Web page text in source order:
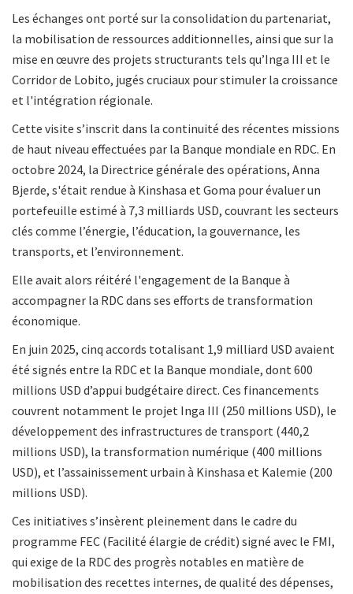
Les échanges ont porté sur la consolidation du partenariat,
la mobilisation de ressources additionnelles, ainsi que sur la
mise en œuvre des projets structurants tels qu’Inga III et le
Corridor de Lobito, jugés cruciaux pour stimuler la croissance
et l'intégration régionale.
Cette visite s’inscrit dans la continuité des récentes missions
de haut niveau effectuées par la Banque mondiale en RDC. En
octobre 2024, la Directrice générale des opérations, Anna
Bjerde, s'était rendue à Kinshasa et Goma pour évaluer un
portefeuille estimé à 7,3 milliards USD, couvrant les secteurs
clés comme l’énergie, l’éducation, la gouvernance, les
transports, et l’environnement.
Elle avait alors réitéré l'engagement de la Banque à
accompagner la RDC dans ses efforts de transformation
économique.
En juin 2025, cinq accords totalisant 1,9 milliard USD avaient
été signés entre la RDC et la Banque mondiale, dont 600
millions USD d’appui budgétaire direct. Ces financements
couvrent notamment le projet Inga III (250 millions USD), le
développement des infrastructures de transport (440,2
millions USD), la transformation numérique (400 millions
USD), et l’assainissement urbain à Kinshasa et Kalemie (200
millions USD).
Ces initiatives s’insèrent pleinement dans le cadre du
programme FEC (Facilité élargie de crédit) signé avec le FMI,
qui exige de la RDC des progrès notables en matière de
mobilisation des recettes internes, de qualité des dépenses,